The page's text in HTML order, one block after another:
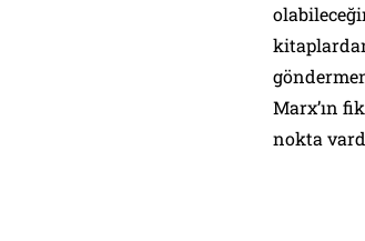
Marx’ın
nokta